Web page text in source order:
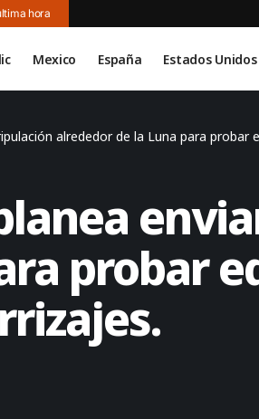
hora
Mexico España Estados Unidos
alrededor de la Luna para
probar